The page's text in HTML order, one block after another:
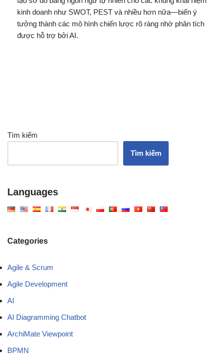
kinh doanh như SWOT, PEST và nhiều hơn nữa—biến ý
tưởng thành các mô hình chiến lược rõ ràng nhờ phân tích
được hỗ trợ bởi AI.
Tìm kiếm
Tìm kiếm
Languages
Categories
Agile & Scrum
Agile Development
AI
AI Diagramming Chatbot
ArchiMate Viewpoint
BPMN